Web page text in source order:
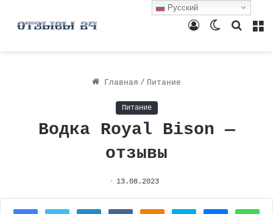
Поиск
Switch
Войти
Главная / Питание
Питание
Водка Royal Bison —
отзывы
13.08.2023
FacebookTwitterLinkedInВконтактеОдноклассники
Skype Messenger
Русский